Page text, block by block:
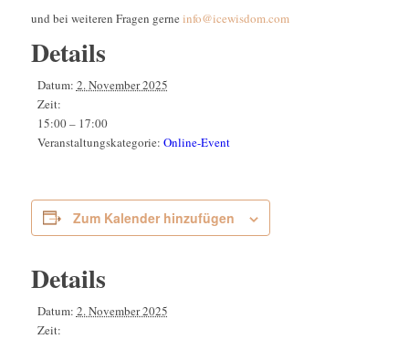
und bei weiteren Fragen gerne info@icewisdom.com
Details
Datum: 2. November 2025
Zeit:
15:00 – 17:00
Veranstaltungskategorie: Online-Event
Zum Kalender hinzufügen
Details
Datum: 2. November 2025
Zeit: